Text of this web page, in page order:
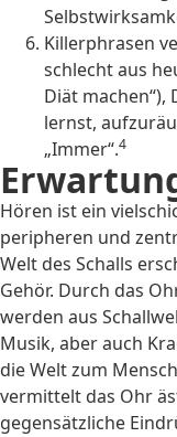
Killerphrasen
schlecht aus
Diät machen“),
lernst,
„Immer“.4
Hören ist ein
peripheren und
Welt des Schalls
Gehör. Durch das
werden aus
Musik, aber auch
die Welt zum
vermittelt das Ohr
gegensätzliche